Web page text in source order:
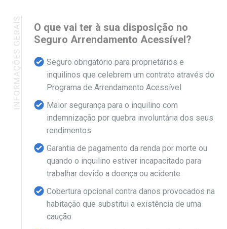
O que vai ter à sua disposição no
Seguro Arrendamento Acessível?
Seguro obrigatório para proprietários e
inquilinos que celebrem um contrato através do
Programa de Arrendamento Acessível
Maior segurança para o inquilino com
indemnização por quebra involuntária dos seus
rendimentos
Garantia de pagamento da renda por morte ou
quando o inquilino estiver incapacitado para
trabalhar devido a doença ou acidente
Cobertura opcional contra danos provocados na
habitação que substitui a existência de uma
caução